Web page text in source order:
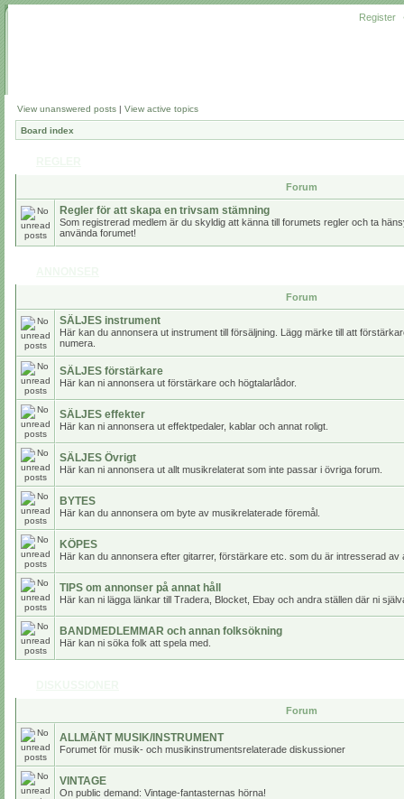
Register
View unanswered posts | View active topics
Board index
Forum
Regler för att skapa en trivsam stämning
Som registrerad medlem är du skyldig att känna till forumets regler och ta
använda forumet!
Forum
SÄLJES instrument
Här kan du annonsera ut instrument till försäljning. Lägg märke till att
numera.
SÄLJES förstärkare
Här kan ni annonsera ut förstärkare och högtalarlådor.
SÄLJES effekter
Här kan ni annonsera ut effektpedaler, kablar och annat roligt.
SÄLJES Övrigt
Här kan ni annonsera ut allt musikrelaterat som inte passar i övriga forum.
BYTES
Här kan du annonsera om byte av musikrelaterade föremål.
KÖPES
Här kan du annonsera efter gitarrer, förstärkare etc. som du är intresserad av
TIPS om annonser på annat håll
Här kan ni lägga länkar till Tradera, Blocket, Ebay och andra ställen där ni
BANDMEDLEMMAR och annan folksökning
Här kan ni söka folk att spela med.
Forum
ALLMÄNT MUSIK/INSTRUMENT
Forumet för musik- och musikinstrumentsrelaterade diskussioner
VINTAGE
On public demand: Vintage-fantasternas hörna!